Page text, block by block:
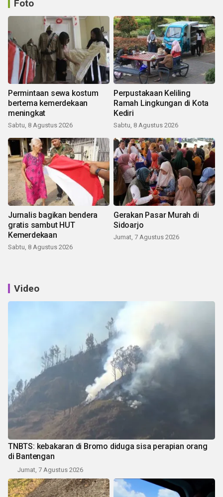
Foto
Permintaan sewa kostum
bertema kemerdekaan
meningkat
Sabtu, 8 Agustus 2026
Perpustakaan Keliling
Ramah Lingkungan di Kota
Kediri
Sabtu, 8 Agustus 2026
Jurnalis bagikan bendera
gratis sambut HUT
Kemerdekaan
Sabtu, 8 Agustus 2026
Gerakan Pasar Murah di
Sidoarjo
Jumat, 7 Agustus 2026
Video
TNBTS: kebakaran di Bromo diduga sisa perapian orang
di Bantengan
Jumat, 7 Agustus 2026